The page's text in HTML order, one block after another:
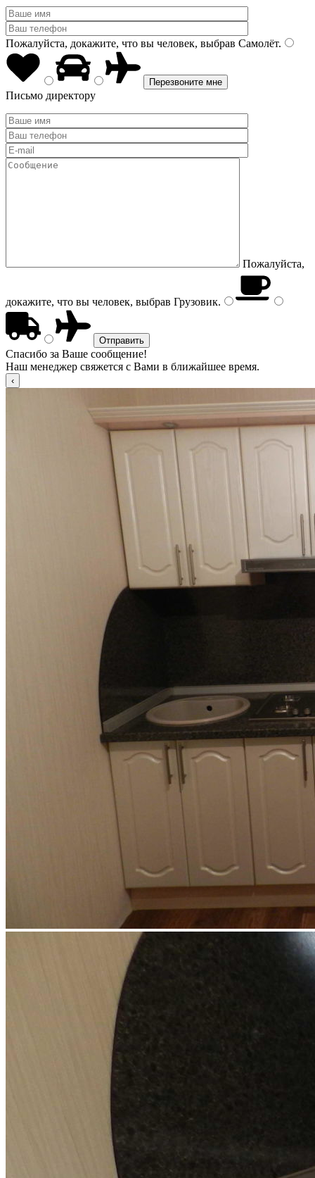
Пожалуйста, докажите, что вы человек, выбрав Самолёт.
Письмо директору
Пожалуйста,
докажите, что вы человек, выбрав Грузовик.
Спасибо за Ваше сообщение!
Наш менеджер свяжется с Вами в ближайшее время.